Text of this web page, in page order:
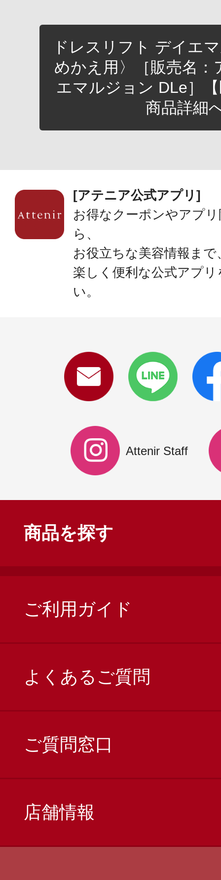
ドレスリフト デイエ
めかえ用〉［販売名：
エマルジョン DLe］
商品詳細
[アテニア公式アプリ]
お得なクーポンやアプ
ら、
お役立ちな美容情報まで
楽しく便利な公式アプ
い。
Attenir Staff
商品を探す
ご利用ガイド
よくあるご質問
ご質問窓口
店舗情報